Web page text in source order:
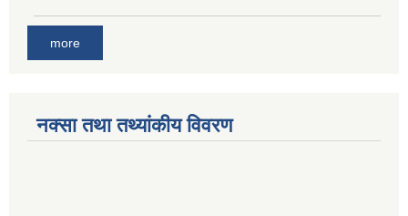
more
नक्सा तथा तथ्यांकीय विवरण